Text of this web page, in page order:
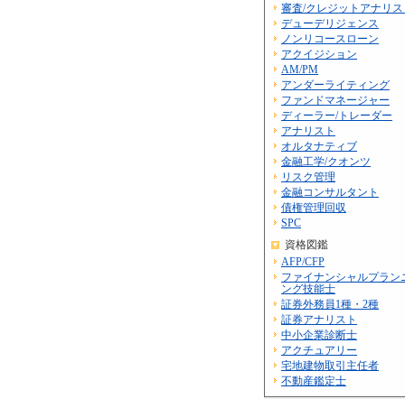
審査/クレジットアナリ
デューデリジェンス
ノンリコースローン
アクイジション
AM/PM
アンダーライティング
ファンドマネージャー
ディーラー/トレーダー
アナリスト
オルタナティブ
金融工学/クオンツ
リスク管理
金融コンサルタント
債権管理回収
SPC
資格図鑑
AFP/CFP
ファイナンシャルプラン
ング技能士
証券外務員1種・2種
証券アナリスト
中小企業診断士
アクチュアリー
宅地建物取引主任者
不動産鑑定士